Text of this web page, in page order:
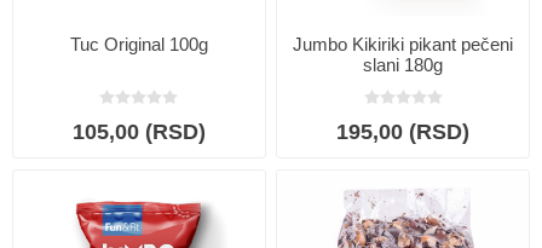
Tuc Original 100g
105,00 (RSD)
Jumbo Kikiriki pikant pečeni
slani 180g
195,00 (RSD)